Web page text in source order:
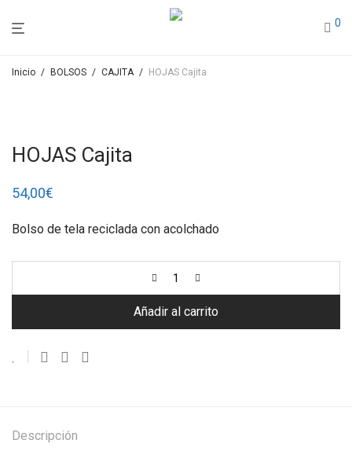
0
Inicio / BOLSOS / CAJITA / HOJAS Cajita
HOJAS Cajita
54,00€
Bolso de tela reciclada con acolchado
Añadir al carrito
Descripción